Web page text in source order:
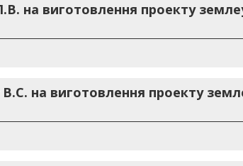
на виготовлення проекту
на виготовлення проекту